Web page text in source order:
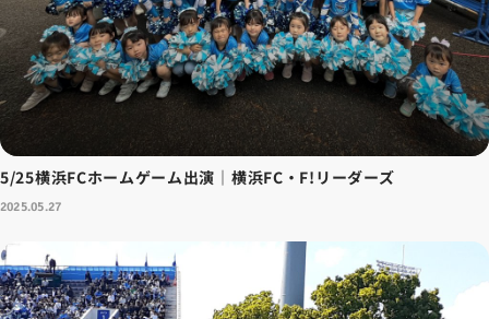
5/25横浜FCホームゲーム出演｜横浜FC・F!リーダーズ
2025.05.27